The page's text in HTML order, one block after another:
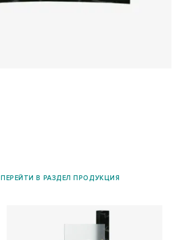
ПЕРЕЙТИ В РАЗДЕЛ ПРОДУКЦИЯ